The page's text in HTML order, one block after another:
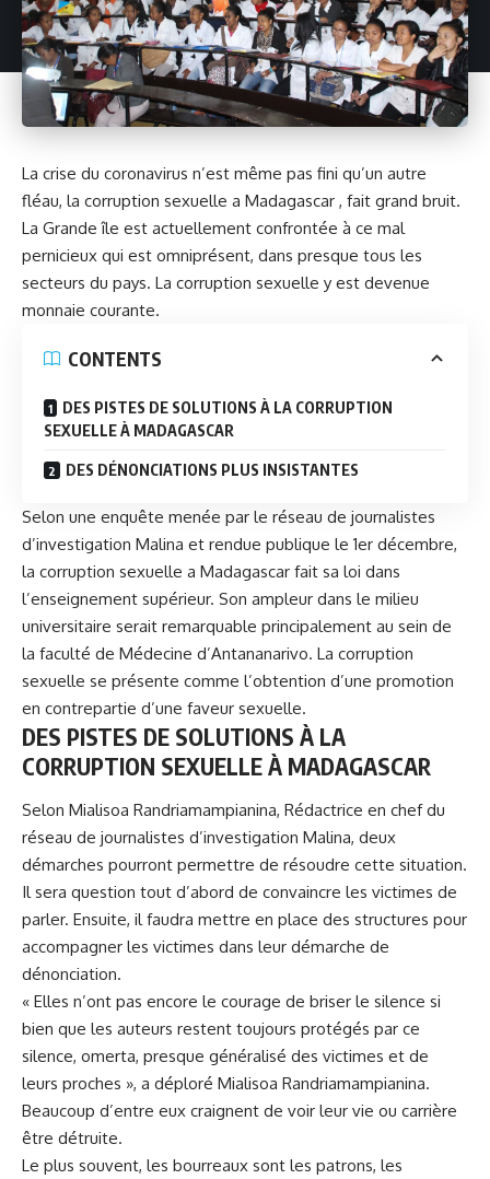
La crise du coronavirus n’est même pas fini qu’un autre
fléau, la corruption sexuelle a Madagascar , fait grand bruit.
La Grande île est actuellement confrontée à ce mal
pernicieux qui est omniprésent, dans presque tous les
secteurs du pays. La corruption sexuelle y est devenue
monnaie courante.
CONTENTS
DES PISTES DE SOLUTIONS À LA CORRUPTION
SEXUELLE À MADAGASCAR
DES DÉNONCIATIONS PLUS INSISTANTES
Selon une enquête menée par le réseau de journalistes
d’investigation Malina et rendue publique le 1er décembre,
la corruption sexuelle a Madagascar fait sa loi dans
l’enseignement supérieur. Son ampleur dans le milieu
universitaire serait remarquable principalement au sein de
la faculté de Médecine d’Antananarivo. La corruption
sexuelle se présente comme l’obtention d’une promotion
en contrepartie d’une faveur sexuelle.
DES PISTES DE SOLUTIONS À LA
CORRUPTION SEXUELLE À MADAGASCAR
Selon Mialisoa Randriamampianina, Rédactrice en chef du
réseau de journalistes d’investigation Malina, deux
démarches pourront permettre de résoudre cette situation.
Il sera question tout d’abord de convaincre les victimes de
parler. Ensuite, il faudra mettre en place des structures pour
accompagner les victimes dans leur démarche de
dénonciation.
« Elles n’ont pas encore le courage de briser le silence si
bien que les auteurs restent toujours protégés par ce
silence, omerta, presque généralisé des victimes et de
leurs proches », a déploré Mialisoa Randriamampianina.
Beaucoup d’entre eux craignent de voir leur vie ou carrière
être détruite.
Le plus souvent, les bourreaux sont les patrons, les